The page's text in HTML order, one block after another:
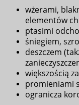
wżerami,
elementów
ptasimi
śniegiem,
deszczem
większością
promieniami
ogranicza